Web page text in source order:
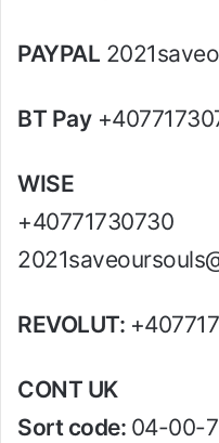
PAYPAL
BT Pay
WISE
+40771730730
REVOLUT:
CONT UK
Sort code: 04-00-